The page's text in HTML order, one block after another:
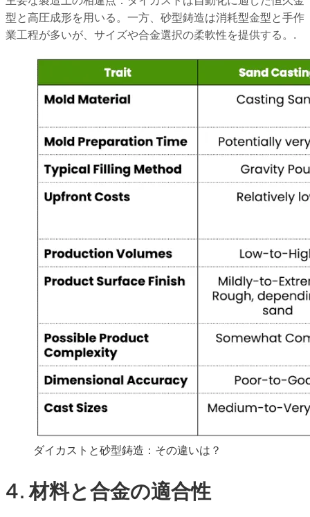
型と高圧成形を用いる。一方、砂型鋳造は消耗型金型と手作
業工程が多いが、サイズや合金選択の柔軟性を提供する。.
ダイカストと砂型鋳造：その違いは？
4. 材料と合金の適合性